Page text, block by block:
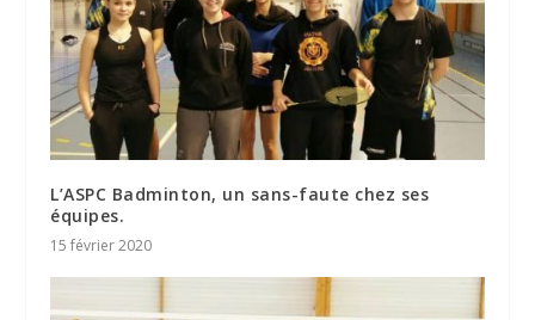
L’ASPC Badminton, un sans-faute chez ses
équipes.
15 février 2020